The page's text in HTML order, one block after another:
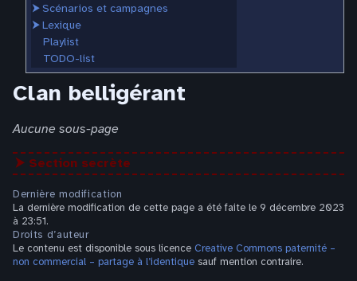
⮞Scénarios et campagnes
⮞Lexique
Playlist
TODO-list
Clan belligérant
Aucune sous-page
⮞ Section secrète
Dernière modification
La dernière modification de cette page a été faite le 9 décembre 2023
à 23:51.
Droits d’auteur
Le contenu est disponible sous licence Creative Commons paternité –
non commercial – partage à l’identique sauf mention contraire.